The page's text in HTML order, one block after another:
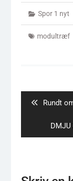
Spor 1 nyt
modultræf
Previous
Rundt
Next
post:
DMJU